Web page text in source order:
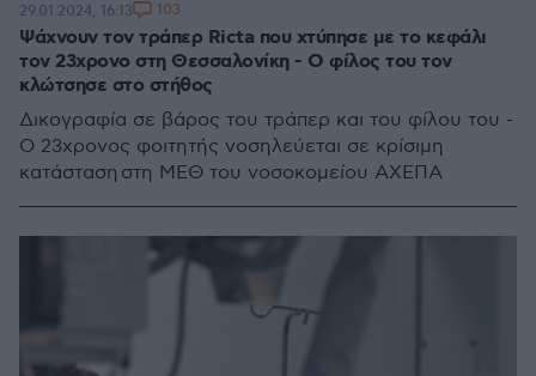
Ψάχνουν τον τράπερ Ricta που χτύπησε με το κεφάλι
τον 23χρονο στη Θεσσαλονίκη - Ο φίλος του τον
κλώτσησε στο στήθος
Δικογραφία σε βάρος του τράπερ και του φίλου του -
Ο 23χρονος φοιτητής νοσηλεύεται σε κρίσιμη
κατάσταση στη ΜΕΘ του νοσοκομείου ΑΧΕΠΑ
29.01.2024, 16:13 103